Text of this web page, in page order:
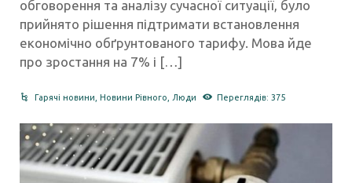
обговорення та аналізу сучасної ситуації, було
прийнято рішення підтримати встановлення
економічно обґрунтованого тарифу. Мова йде
про зростання на 7% і […]
Гарячі новини ,Новини Рівного Люди Переглядів: 375